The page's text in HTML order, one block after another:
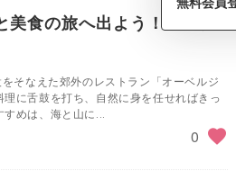
食の旅へ出よう！カップ
そなえた郊外のレストラン「オーベルジ
に舌鼓を打ち、自然に身を任せればきっ
すめは、海と山に...
0